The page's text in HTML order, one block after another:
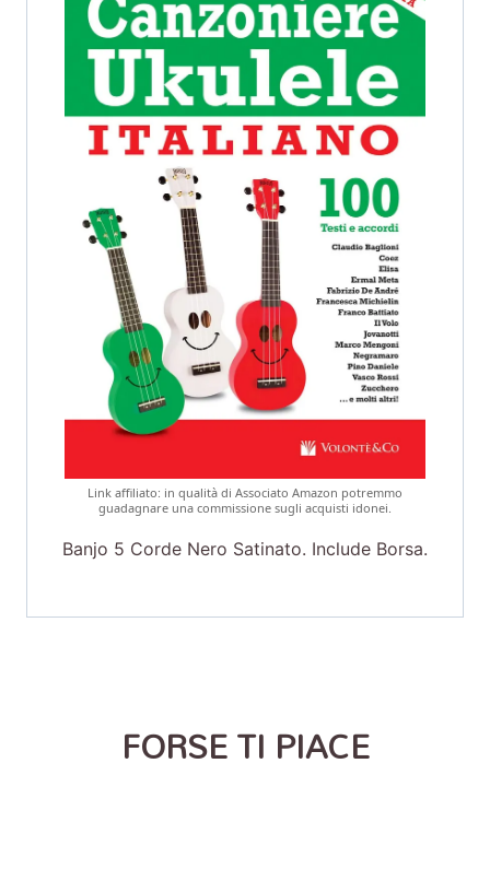
Link affiliato: in qualità di Associato Amazon potremmo
guadagnare una commissione sugli acquisti idonei.
Banjo 5 Corde Nero Satinato. Include Borsa.
FORSE TI PIACE